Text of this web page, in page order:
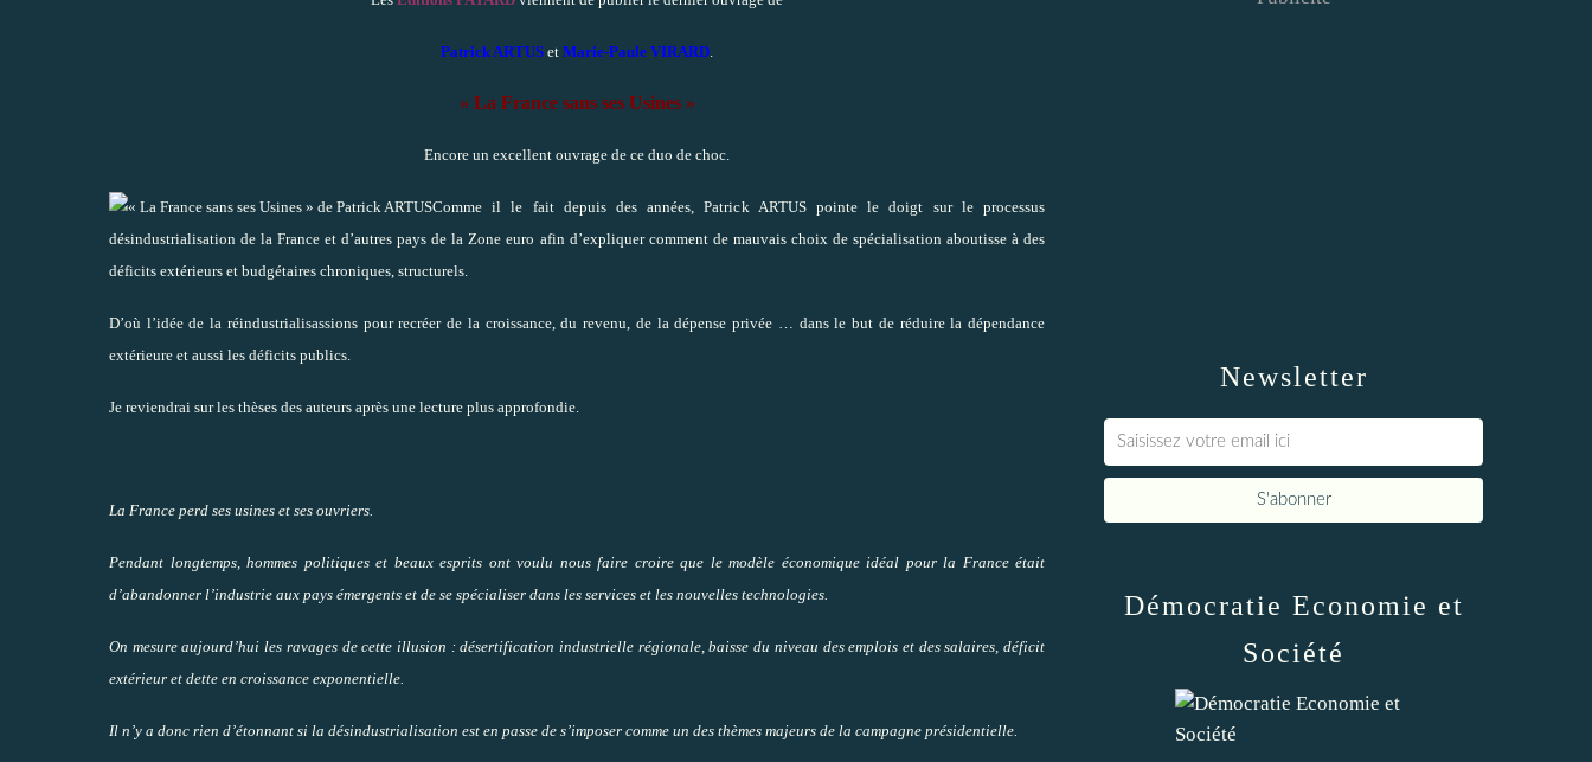
Patrick ARTUS et Marie-Paule VIRARD
« La France sans ses Usines »
Encore un excellent ouvrage de ce duo de choc.
Comme il le fait depuis des années, Patrick ARTUS pointe le doigt sur le processus
désindustrialisation de la France et d’autres pays de la Zone euro afin d’expliquer comment de mauvais choix de spécialisation aboutisse à des
déficits extérieurs et budgétaires chroniques, structurels.
D’où l’idée de la réindustrialisassions pour recréer de la croissance, du revenu, de la dépense privée … dans le but de réduire la dépendance
extérieure et aussi les déficits publics.
Je reviendrai sur les thèses des auteurs après une lecture plus approfondie.
La France perd ses usines et ses ouvriers.
Pendant longtemps, hommes politiques et beaux esprits ont voulu nous faire croire que le modèle économique idéal pour la France était
d’abandonner l’industrie aux pays émergents et de se spécialiser dans les services et les nouvelles technologies.
On mesure aujourd’hui les ravages de cette illusion : désertification industrielle régionale, baisse du niveau des emplois et des salaires, déficit
extérieur et dette en croissance exponentielle.
Il n’y a donc rien d’étonnant si la désindustrialisation est en passe de s’imposer comme un des thèmes majeurs de la campagne présidentielle.
Newsletter
Démocratie Economie et
Société